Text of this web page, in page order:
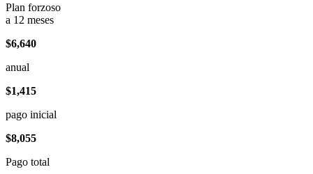
Plan forzoso
a 12 meses
$6,640
anual
$1,415
pago inicial
$8,055
Pago total